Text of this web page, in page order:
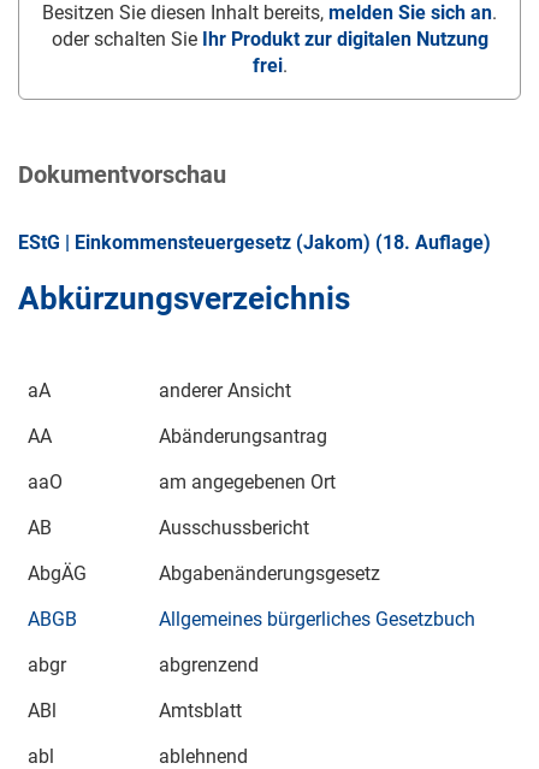
Besitzen Sie diesen Inhalt bereits, melden Sie sich an.
oder schalten Sie
Ihr Produkt zur digitalen Nutzung
frei.
Dokumentvorschau
EStG | Einkommensteuergesetz (Jakom) (18. Auflage)
Abkürzungsverzeichnis
aA
anderer Ansicht
AA
Abänderungsantrag
aaO
am angegebenen Ort
AB
Ausschussbericht
AbgÄG
Abgabenänderungsgesetz
ABGB
Allgemeines bürgerliches Gesetzbuch
abgr
abgrenzend
ABl
Amtsblatt
abl
ablehnend